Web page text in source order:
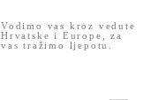
Vodimo vas kroz vedute
Hrvatske i Europe, za
vas tražimo ljepotu.